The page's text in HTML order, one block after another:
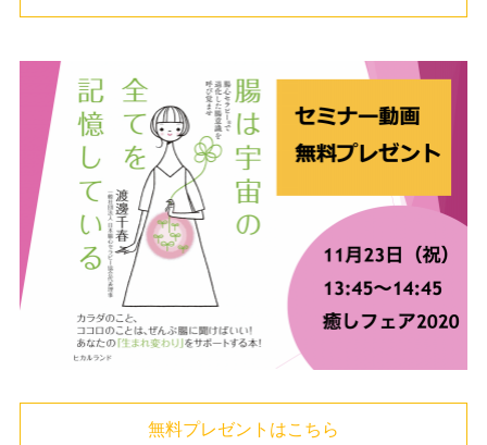
無料プレゼントはこちら